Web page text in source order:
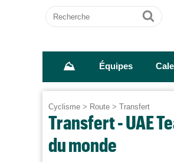
Recherche
Ok
⛰ Équipes
Cyclisme > Route > Transfert
Transfert - UAE
du monde